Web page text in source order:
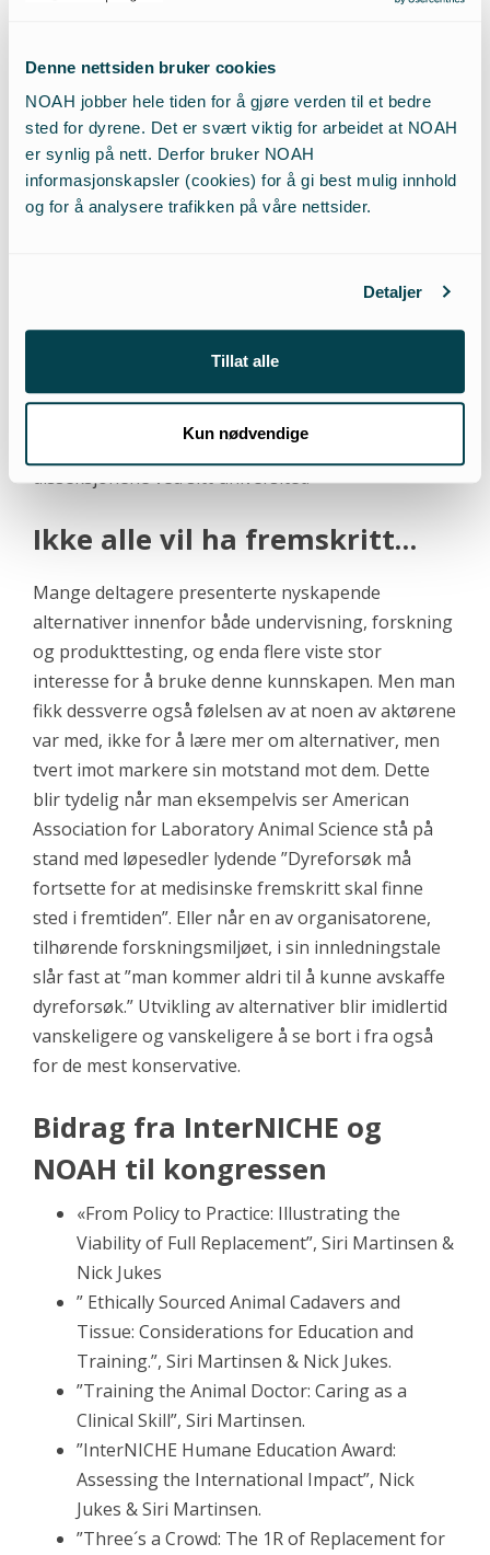
Denne nettsiden bruker cookies
NOAH jobber hele tiden for å gjøre verden til et bedre
sted for dyrene. Det er svært viktig for arbeidet at NOAH
er synlig på nett. Derfor bruker NOAH
informasjonskapsler (cookies) for å gi best mulig innhold
og for å analysere trafikken på våre nettsider.
Detaljer
Tillat alle
Kun nødvendige
kongressdeltagerne som ble inspirert av
foredragene og ikke minst posteren”Training the
Animal Doctor: Caring as a Clinical Skill”. Denne
posteren satt fokus på at hensyn til og forståelse
for dyr i stadig større grad kreves av veterinærer –
og hensyntagen og respekt for dyr burde dermed
med fremtidige pasienter gjennom studiet – og en
trolig årsak er nettopp at de tvinges til å skade dyr
ved å bruke dem i forsøk. De japanske studentene
kjente seg igjen i beskrivelsen av denne konflikten,
for for å unngå drap av friske hunder til
disseksjonene ved sitt universitet.
Ikke alle vil ha fremskritt…
Mange deltagere presenterte nyskapende
alternativer innenfor både undervisning, forskning
og produkttesting, og enda flere viste stor
interesse for å bruke denne kunnskapen. Men man
fikk dessverre også følelsen av at noen av aktørene
var med, ikke for å lære mer om alternativer, men
tvert imot markere sin motstand mot dem. Dette
blir tydelig når man eksempelvis serAmerican
Association for Laboratory Animal Science stå på
stand med løpesedler lydende ”Dyreforsøk må
fortsette for at medisinske fremskritt skal finne
sted i fremtiden”. Eller når en av organisatorene,
tilhørende forskningsmiljøet, i sin innledningstale
slår fast at ”man kommer aldri til å kunne avskaffe
dyreforsøk.” Utvikling av alternativer blir imidlertid
vanskeligere og vanskeligere å se bort i fra også
for de mest konservative.
Bidrag fra InterNICHE og
NOAH til kongressen
«From Policy to Practice: Illustrating the
Viability of Full Replacement”, Siri Martinsen &
Nick Jukes
” Ethically Sourced Animal Cadavers and
Tissue: Considerations for Education and
Training.”, Siri Martinsen & Nick Jukes.
”Training the Animal Doctor: Caring as a
Clinical Skill”, Siri Martinsen.
”InterNICHE Humane Education Award:
Assessing the International Impact”, Nick
Jukes & Siri Martinsen.
”Three´s a Crowd: The 1R of Replacement for